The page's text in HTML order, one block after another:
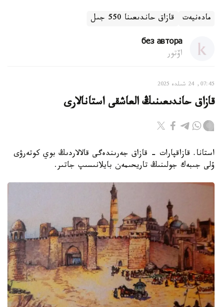
مادەنيەت قازاق حاندىعىنا 550 جىل
без автора
اۆتور
07:45, 24 شىلدە 2025
قازاق حاندىعىنىڭ العاشقى استانالارى
استانا. قازاقپارات - قازاق جەرىندەگى قالالاردىڭ بوي كوتەرۋى
ۇلى جىبەك جولىنىڭ تاريحىمەن بايلانىسىپ جاتىر.